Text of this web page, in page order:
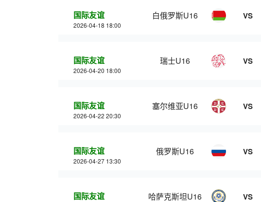
国际友谊
2026-04-18 18:00
白俄罗斯U16 VS
国际友谊
2026-04-20 18:00
瑞士U16 VS
国际友谊
2026-04-22 20:30
塞尔维亚U16 VS
国际友谊
2026-04-27 13:30
俄罗斯U16 VS
国际友谊 哈萨克斯坦U16 VS